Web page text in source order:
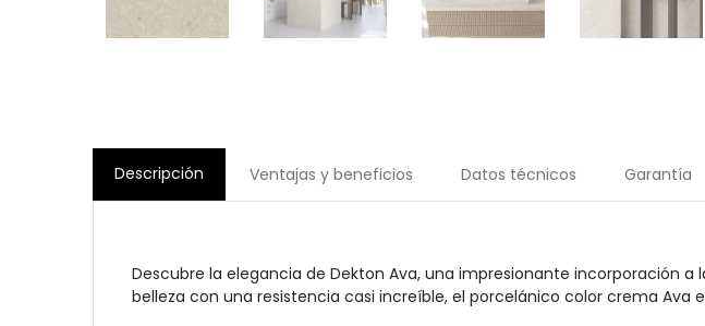
Descripción Ventajas y beneficios Datos técnicos Garantía
Descubre la elegancia de Dekton Ava, una impresionante incorporación
belleza con una resistencia casi increíble, el porcelánico color crema Ava